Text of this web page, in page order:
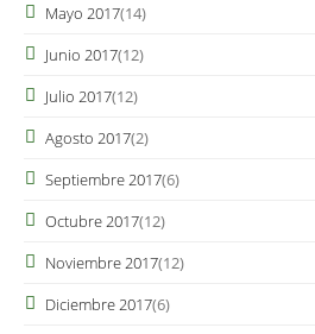
Mayo 2017(14)
Junio 2017(12)
Julio 2017(12)
Agosto 2017(2)
Septiembre 2017(6)
Octubre 2017(12)
Noviembre 2017(12)
Diciembre 2017(6)